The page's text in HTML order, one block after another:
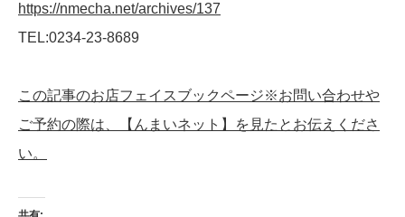
https://nmecha.net/archives/137
TEL:0234-23-8689
この記事のお店フェイスブックページ※お問い合わせや
ご予約の際は、【んまいネット】を見たとお伝えくださ
い。